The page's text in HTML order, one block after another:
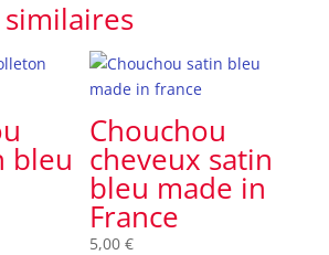
bleu
Chouchou
cheveux satin
bleu made in
France
5,00€